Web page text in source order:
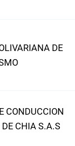
DE
CONDUCCION
CHIA S.A.S